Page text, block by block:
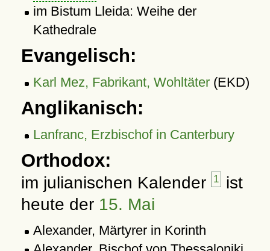
im Bistum Lleida: Weihe der
Kathedrale
Evangelisch:
Karl Mez, Fabrikant, Wohltäter(EKD)
Anglikanisch:
Lanfranc, Erzbischof in Canterbury
Orthodox:
im julianischen Kalender 1 ist
heute der 15. Mai
Alexander, Märtyrer in Korinth